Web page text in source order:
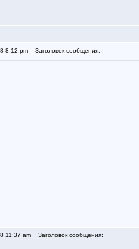
8:12 pm Заголовок сообщения:
11:37 am Заголовок сообщения: